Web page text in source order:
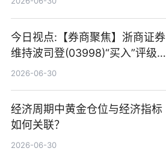
今日视点:【券商聚焦】浙商证券
维持波司登(03998)“买入”评级
指其业绩高质量稳增长
2026-06-30
经济周期中黄金仓位与经济指标
如何关联？
2026-06-30